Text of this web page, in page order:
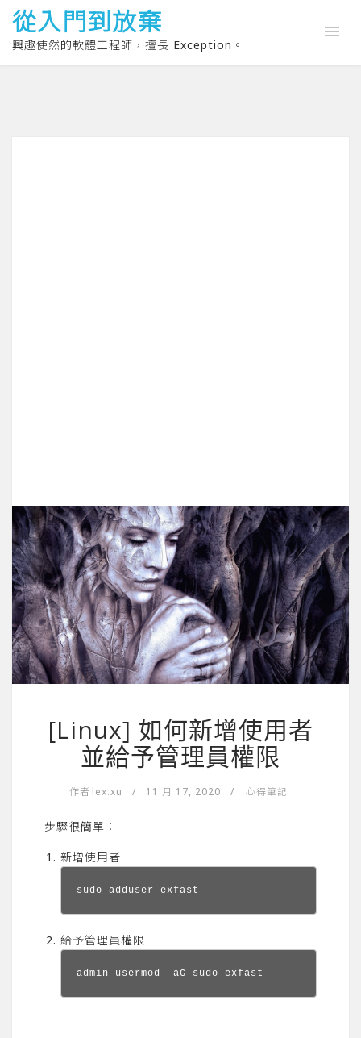
從入門到放棄
興趣使然的軟體工程師，擅長 Exception。
[Linux] 如何新增使用者
並給予管理員權限
作者 lex.xu / 11 月 17, 2020 / 心得筆記
步驟很簡單：
新增使用者
sudo adduser exfast
給予管理員權限
admin usermod -aG sudo exfast